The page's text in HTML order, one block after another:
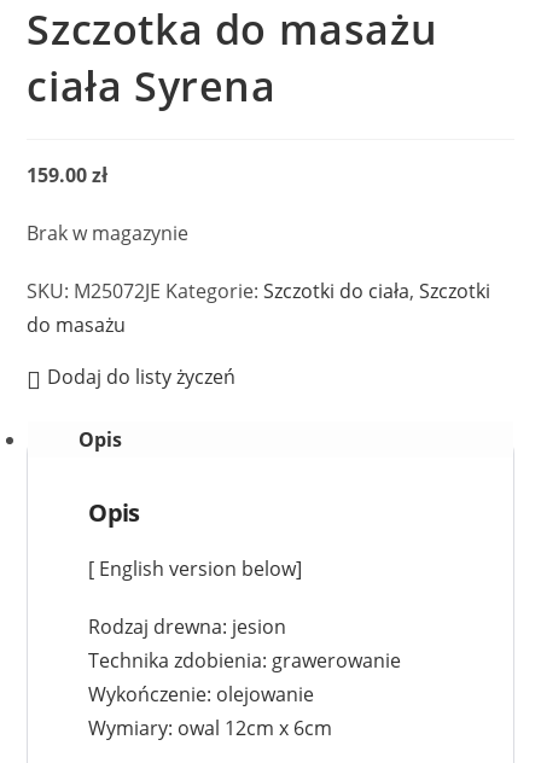
Szczotka do masażu
ciała Syrena
159.00zł
Brak w magazynie
SKU: M25072JE Kategorie:Szczotki do ciała,Szczotki
do masażu
Dodaj do listy życzeń
Opis
Opis
[ English version below]
Rodzaj drewna: jesion
Technika zdobienia: grawerowanie
Wykończenie: olejowanie
Wymiary: owal 12cm x 6cm